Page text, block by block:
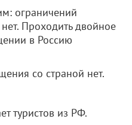
ограничений
Проходить двойное
в Россию
со страной нет.
туристов из РФ.